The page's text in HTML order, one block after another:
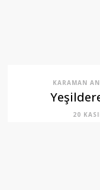
KARAMAN
20